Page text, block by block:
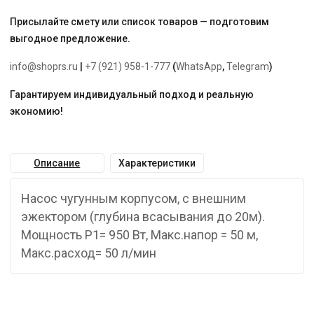
Присылайте смету или список товаров — подготовим
выгодное предложение.
info@shoprs.ru +7 (921) 958-1-777 (WhatsApp,Telegram)
Гарантируем индивидуальный подход и реальную
экономию!
Описание Характеристики
Насос чугунным корпусом, с внешним
эжектором (глубина всасывания до 20м).
Мощность P1= 950 Вт, Макс.напор = 50 м,
Макс.расход= 50 л/мин